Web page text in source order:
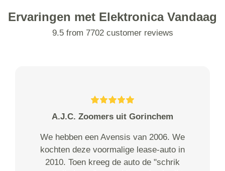
Ervaringen met Elektronica Vandaag
9.5 from 7702 customer reviews
A.J.C. Zoomers uit Gorinchem
We hebben een Avensis van 2006. We
kochten deze voormalige lease-auto in
2010. Toen kreeg de auto de "schrik